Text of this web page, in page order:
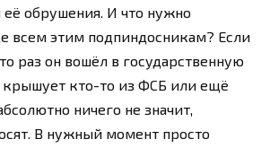
её обрушения. И что нужно
всем этим подпиндосникам? Если
раз он вошёл в государственную
крышует кто-то из ФСБ или ещё
ничего не значит,
В нужный момент просто